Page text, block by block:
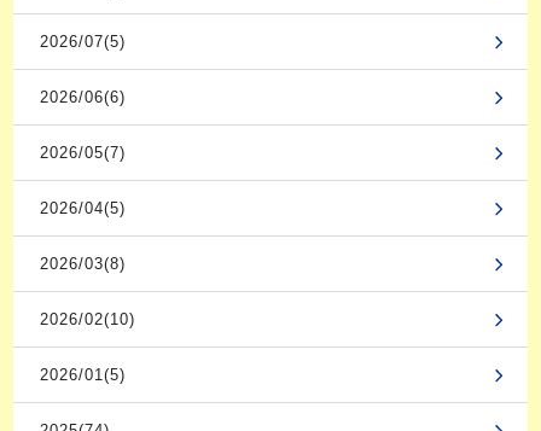
2026/07(5)
2026/06(6)
2026/05(7)
2026/04(5)
2026/03(8)
2026/02(10)
2026/01(5)